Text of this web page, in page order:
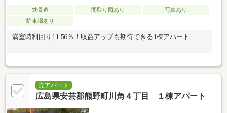
鉄骨造 間取り図あり
写真あり
駐車場あり
満室時利回り11.56％！収益アップも期待できる1棟アパート
売アパート
広島県安芸郡熊野町川角４丁目 １棟アパート